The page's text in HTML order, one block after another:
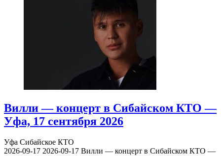
Вилли — концерт в Сибайском КТО —
Уфа, 17 сентября 2026
Уфа Сибайское КТО
2026-09-17 2026-09-17 Вилли — концерт в Сибайском КТО —